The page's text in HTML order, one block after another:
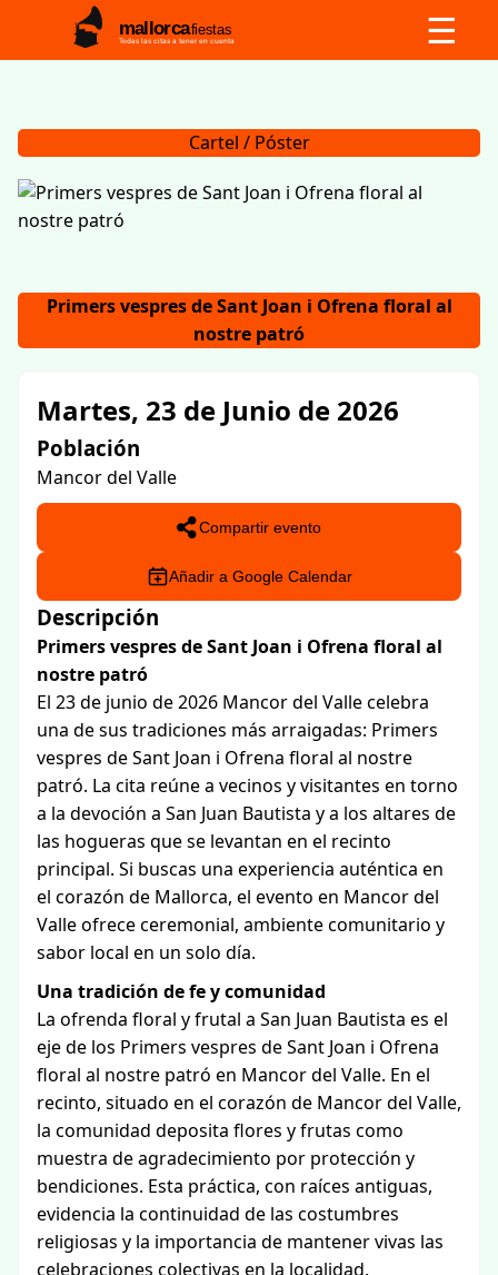
mallorcafiestas
Todas las citas a tener en cuenta ☰
Cartel / Póster
Primers vespres de Sant Joan i Ofrena floral al
nostre patró
Martes, 23 de Junio de 2026
Población
Mancor del Valle
Descripción
Primers vespres de Sant Joan i Ofrena floral al
nostre patró
El 23 de junio de 2026 Mancor del Valle celebra
una de sus tradiciones más arraigadas: Primers
vespres de Sant Joan i Ofrena floral al nostre
patró. La cita reúne a vecinos y visitantes en torno
a la devoción a San Juan Bautista y a los altares de
las hogueras que se levantan en el recinto
principal. Si buscas una experiencia auténtica en
el corazón de Mallorca, el evento en Mancor del
Valle ofrece ceremonial, ambiente comunitario y
sabor local en un solo día.
La ofrenda floral y frutal a San Juan Bautista es el
eje de los Primers vespres de Sant Joan i Ofrena
floral al nostre patró en Mancor del Valle. En el
recinto, situado en el corazón de Mancor del Valle,
la comunidad deposita flores y frutas como
muestra de agradecimiento por protección y
bendiciones. Esta práctica, con raíces antiguas,
evidencia la continuidad de las costumbres
religiosas y la importancia de mantener vivas las
celebraciones colectivas en la localidad.